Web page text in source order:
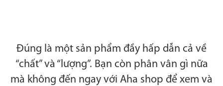
Đúng là một sản phẩm đầy hấp dẫn cả về
“chất” và “lượng”. Bạn còn phân vân gì nữa
mà không đến ngay với Aha shop để xem và